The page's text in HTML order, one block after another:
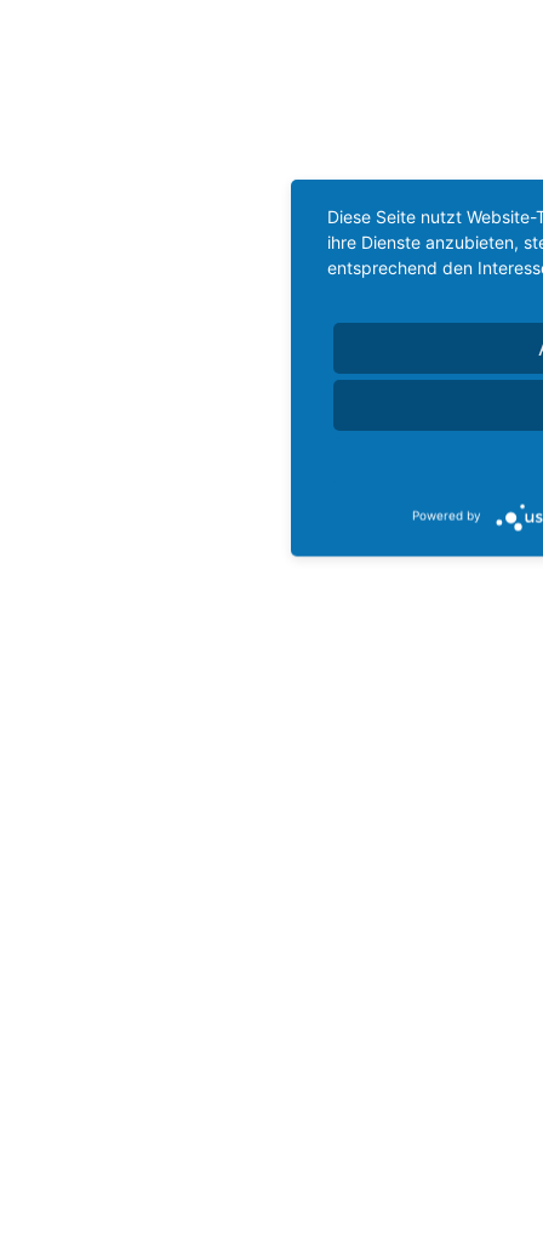
Diese Seite nutzt
ihre Dienste anzubieten,
entsprechend den
Powered by